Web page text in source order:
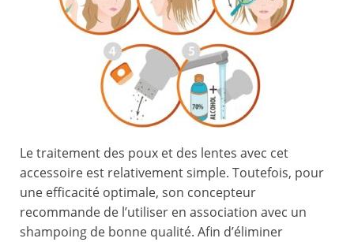
Le traitement des poux et des lentes avec cet
accessoire est relativement simple. Toutefois, pour
une efficacité optimale, son concepteur
recommande de l’utiliser en association avec un
shampoing de bonne qualité. Afin d’éliminer